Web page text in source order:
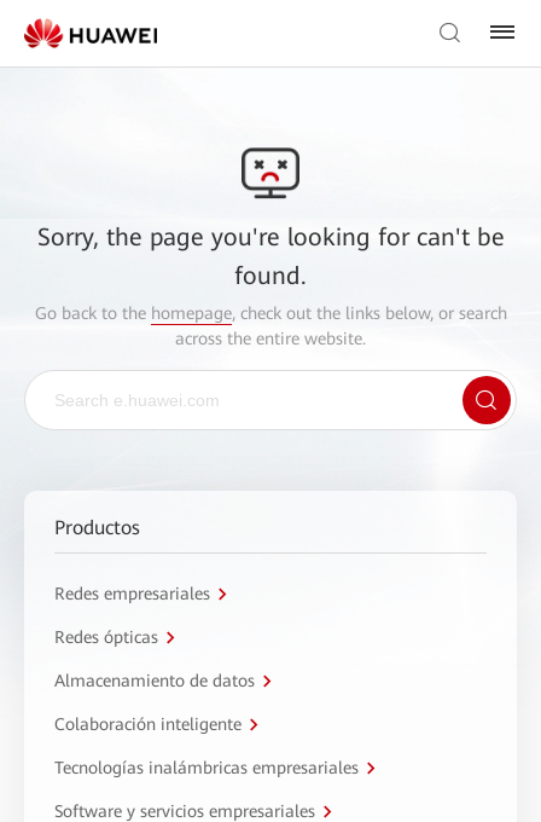
Sorry, the page you're looking for can't be
found.
Go back to the homepage, check out the links below, or search
across the entire website.
Productos
Redes empresariales
Redes ópticas
Almacenamiento de datos
Colaboración inteligente
Tecnologías inalámbricas empresariales
Software y servicios empresariales